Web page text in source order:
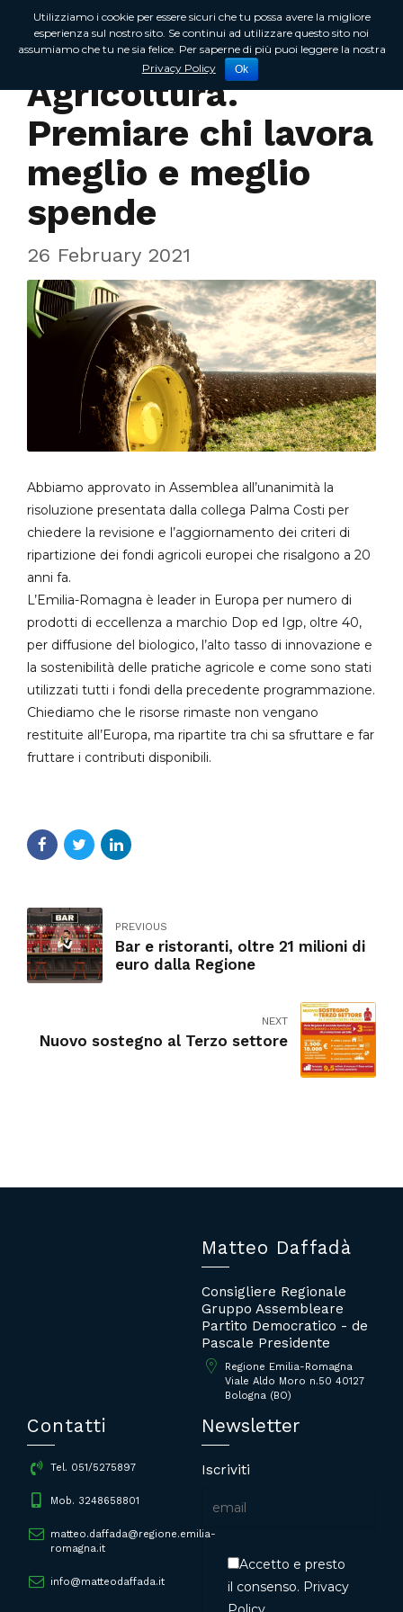
In Regione
Agricoltura.
Premiare chi lavora
meglio e meglio
spende
26 February 2021
Abbiamo approvato in Assemblea all’unanimità la
risoluzione presentata dalla collega Palma Costi per
chiedere la revisione e l’aggiornamento dei criteri di
ripartizione dei fondi agricoli europei che risalgono a 20
anni fa.
L’Emilia-Romagna è leader in Europa per numero di
prodotti di eccellenza a marchio Dop ed Igp, oltre 40,
per diffusione del biologico, l’alto tasso di innovazione e
la sostenibilità delle pratiche agricole e come sono stati
utilizzati tutti i fondi della precedente programmazione.
Chiediamo che le risorse rimaste non vengano
restituite all’Europa, ma ripartite tra chi sa sfruttare e far
fruttare i contributi disponibili.
PREVIOUS
Bar e ristoranti, oltre 21 milioni di
euro dalla Regione
NEXT
Nuovo sostegno al Terzo settore
Matteo Daffadà
Consigliere Regionale
Gruppo Assembleare
Partito Democratico - de
Pascale Presidente
Regione Emilia-Romagna
Viale Aldo Moro n.50 40127
Bologna (BO)
Contatti
Tel. 051/5275897
Mob. 3248658801
matteo.daffada@regione.emilia-
romagna.it
info@matteodaffada.it
Newsletter
Iscriviti
Accetto e presto
il consenso. Privacy
Utilizziamo i cookie per essere sicuri che tu possa avere la migliore
esperienza sul nostro sito. Se continui ad utilizzare questo sito noi
assumiamo che tu ne sia felice. Per saperne di più puoi leggere la nostra
Privacy Policy
Ok